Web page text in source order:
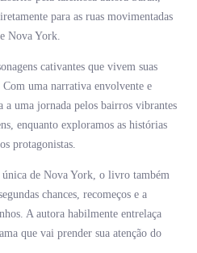
para as ruas movimentadas
Nova York.
cativantes que vivem suas
uma narrativa envolvente e
a uma jornada pelos bairros vibrantes
enquanto exploramos as histórias
protagonistas.
única de Nova York, o livro também
chances, recomeços e a
A autora habilmente entrelaça
que vai prender sua atenção do